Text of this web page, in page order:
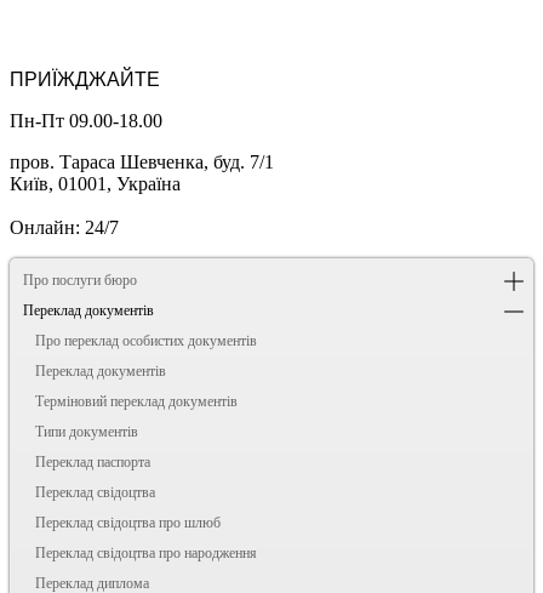
ПРИЇЖДЖАЙТЕ
Пн-Пт 09.00-18.00
пров. Тараса Шевченка, буд. 7/1
Київ, 01001, Україна
Онлайн: 24/7
Про послуги бюро
Переклад документів
Про переклад особистих документів
Переклад документів
Терміновий переклад документів
Типи документів
Переклад паспорта
Переклад свідоцтва
Переклад свідоцтва про шлюб
Переклад свідоцтва про народження
Переклад диплома